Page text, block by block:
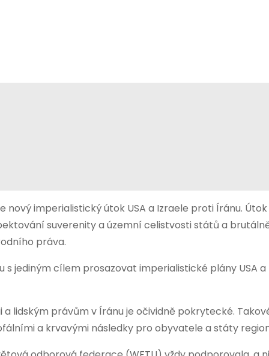
imperialistický útok USA a Izraele proti Íránu. Útok
suverenity a územní celistvosti států a
práva.
jediným cílem prosazovat imperialistické plány USA a
lidským právům v Íránu je očividně pokrytecké.
a krvavými následky pro obyvatele a státy